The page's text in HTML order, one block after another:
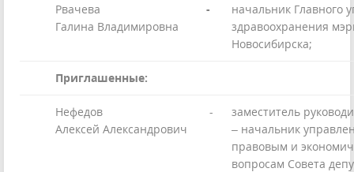
Рвачева
Галина Владимировна
-
начальник Главного
здравоохранения
Новосибирска;
Приглашенные:
Нефедов
Алексей Александрович
-
заместитель
– начальник
правовым и
вопросам Совета